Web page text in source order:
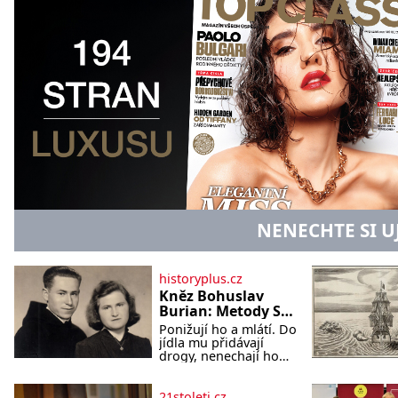
NENECHTE SI
historyplus.cz
Kněz Bohuslav
Burian: Metody StB
byly horší než
gestapácké
trýznění
Ponižují ho a mlátí. Do
jídla mu přidávají
drogy, nenechají ho